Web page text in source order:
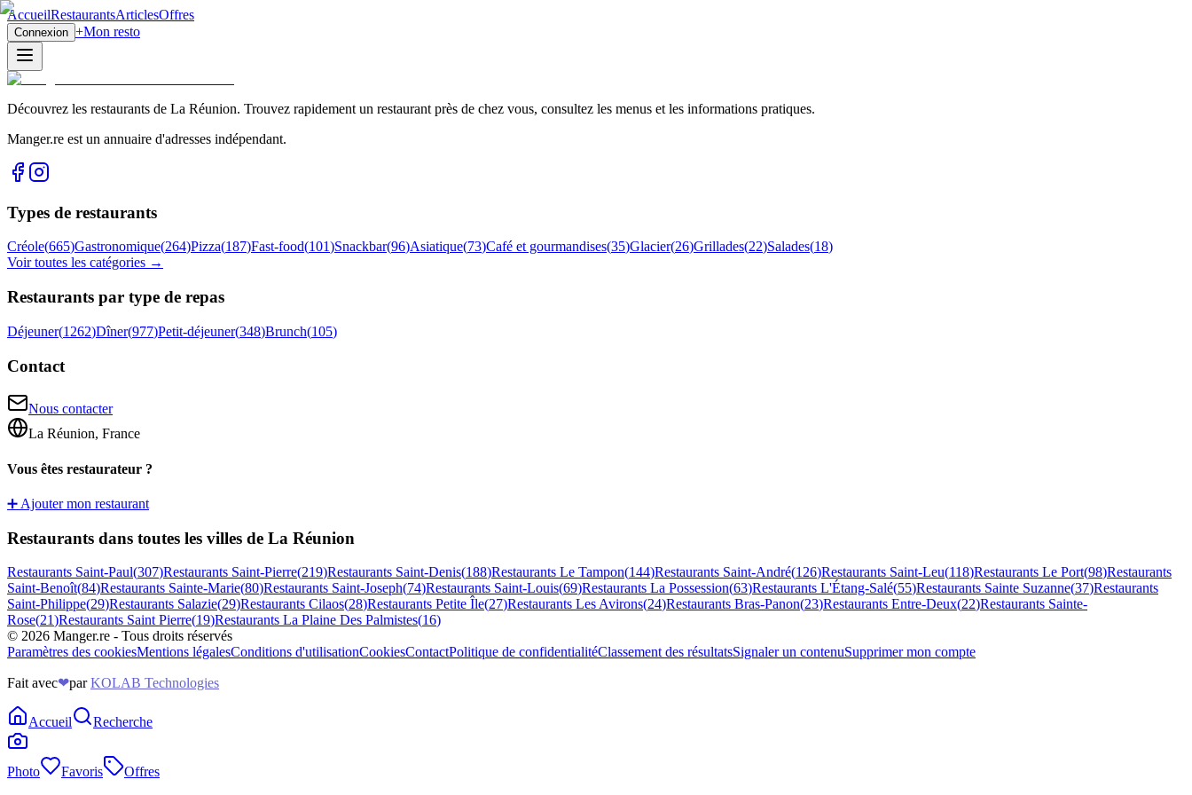
AccueilRestaurantsArticlesOffres
Connexion +Mon resto
Découvrez les restaurants de La Réunion. Trouvez rapidement un restaurant près de chez vous, consultez les menus et les informations pratiques.
Manger.re est un annuaire d'adresses indépendant.
Types de restaurants
Créole(665)Gastronomique(264)Pizza(187)Fast-food(101)Snackbar(96)Asiatique(73)Café et gourmandises(35)Glacier(26)Grillades(22)Salades(18)
Voir toutes les catégories →
Restaurants par type de repas
Déjeuner(1262)Dîner(977)Petit-déjeuner(348)Brunch(105)
Contact
Nous contacter
La Réunion, France
Vous êtes restaurateur ?
➕ Ajouter mon restaurant
Restaurants dans toutes les villes de La Réunion
Restaurants Saint-Paul(307)Restaurants Saint-Pierre(219)Restaurants Saint-Denis(188)Restaurants Le Tampon(144)Restaurants Saint-André(126)Restaurants Saint-Leu(118)Restaurants Le Port(98)Restaurants
Saint-Benoît(84)Restaurants Sainte-Marie(80)Restaurants Saint-Joseph(74)Restaurants Saint-Louis(69)Restaurants La Possession(63)Restaurants L'Étang-Salé(55)Restaurants Sainte Suzanne(37)Restaurants
Saint-Philippe(29)Restaurants Salazie(29)Restaurants Cilaos(28)Restaurants Petite Île(27)Restaurants Les Avirons(24)Restaurants Bras-Panon(23)Restaurants Entre-Deux(22)Restaurants Sainte-
Rose(21)Restaurants Saint Pierre(19)Restaurants La Plaine Des Palmistes(16)
© 2026 Manger.re - Tous droits réservés
Paramètres des cookiesMentions légalesConditions d'utilisationCookiesContactPolitique de confidentialitéClassement des résultatsSignaler un contenuSupprimer mon compte
Fait avec❤par KOLAB Technologies
Accueil Recherche
Photo Favoris Offres